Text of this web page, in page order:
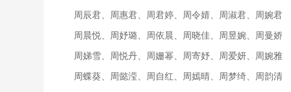
周辰君、周惠君、周君婷、周令婧、周淑君、周婉君
周晨悦、周妤璐、周依晨、周晓佳、周昱婉、周曼娇
周娣雪、周悦丹、周姗幂、周寄妤、周爱妍、周婉雅
周蝶葵、周懿滢、周自红、周嫣晴、周梦绮、周韵清